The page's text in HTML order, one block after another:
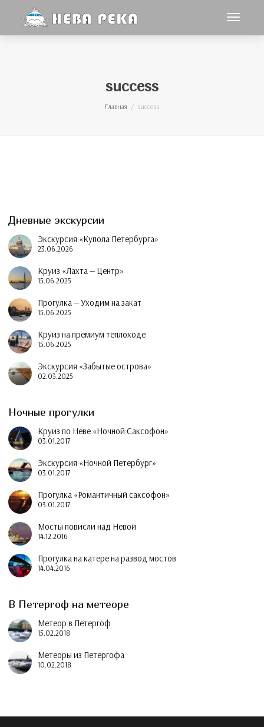
success
Главная success
Дневные экскурсии
Экскурсия «Купола Петербурга»
23.06.2026
Круиз «Лахта — Центр»
15.06.2025
Прогулка — Уходим на закат
15.06.2025
Круиз на премиум теплоходе
15.06.2025
Экскурсия «Забытые острова»
02.03.2025
Ночные прогулки
Круиз по Неве «Ночной Саксофон»
03.01.2017
Экскурсия «Ночной Петербург»
03.01.2017
Прогулка «Романтичный саксофон»
03.01.2017
Мосты повисли над Невой
14.12.2016
Прогулка на катере на развод мостов
14.04.2016
В Петергоф на метеоре
Метеор в Петергоф
15.02.2018
Метеоры из Петергофа
10.02.2018